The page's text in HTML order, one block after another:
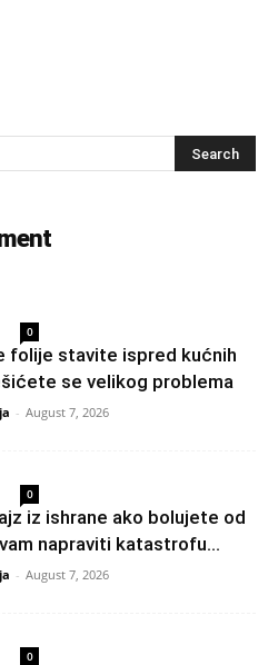
0
folije stavite ispred kućnih
se velikog problema
- August 7, 2026
0
iz ishrane ako bolujete od
napraviti katastrofu...
- August 7, 2026
0